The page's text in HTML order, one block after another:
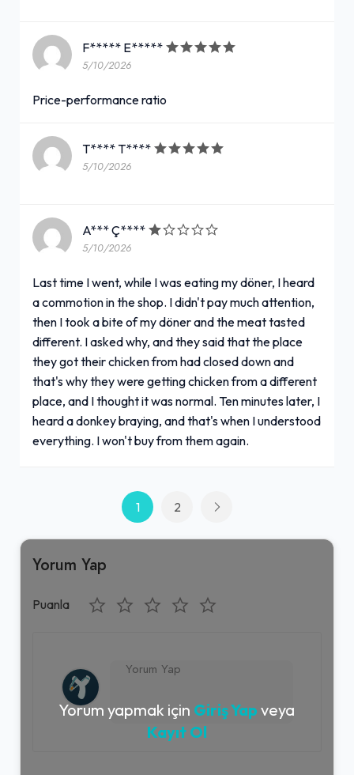
F***** E*****
5/10/2026
Price-performance ratio
T**** T****
5/10/2026
A*** Ç****
5/10/2026
Last time I went, while I was eating my döner, I heard
a commotion in the shop. I didn't pay much attention,
then I took a bite of my döner and the meat tasted
different. I asked why, and they said that the place
they got their chicken from had closed down and
that's why they were getting chicken from a different
place, and I thought it was normal. Ten minutes later, I
heard a donkey braying, and that's when I understood
everything. I won't buy from them again.
1 2
Yorum Yap
Puanla
Yorum yapmak için Giriş Yap veya
Kayıt Ol